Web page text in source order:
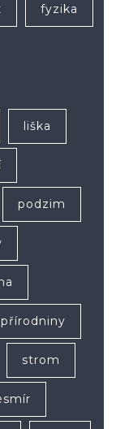
fyzika
liška
podzim
přírodniny
strom